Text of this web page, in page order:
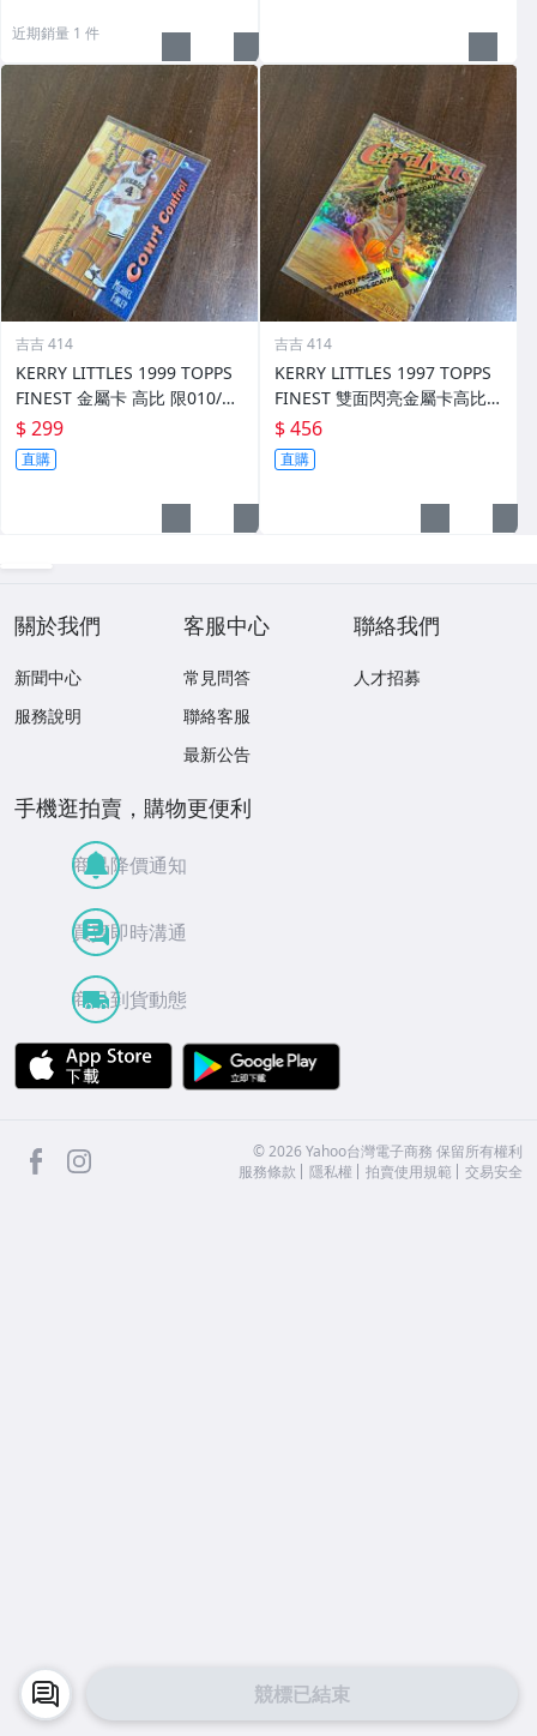
競標已結束
近期銷量 1 件
吉吉 414
KERRY LITTLES 1999 TOPPS
FINEST 金屬卡 高比 限010/75
0 前後如圖
$ 299
直購
吉吉 414
KERRY LITTLES 1997 TOPPS
FINEST 雙面閃亮金屬卡高比 R
EF 限135/289 前後如圖
$ 456
直購
關於我們
新聞中心
服務說明
客服中心
常見問答
聯絡客服
最新公告
聯絡我們
人才招募
手機逛拍賣，購物更便利
商品降價通知
買賣即時溝通
商品到貨動態
APP Store
facebook ©2026 Yahoo台灣電子商務 保留所有權利
服務條款
隱私權 拍賣使用規範 交易安全